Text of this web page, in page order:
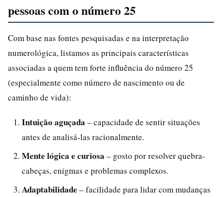
pessoas com o número 25
Com base nas fontes pesquisadas e na interpretação
numerológica, listamos as principais características
associadas a quem tem forte influência do número 25
(especialmente como número de nascimento ou de
caminho de vida):
Intuição aguçada – capacidade de sentir situações
antes de analisá-las racionalmente.
Mente lógica e curiosa – gosto por resolver quebra-
cabeças, enigmas e problemas complexos.
Adaptabilidade – facilidade para lidar com mudanças